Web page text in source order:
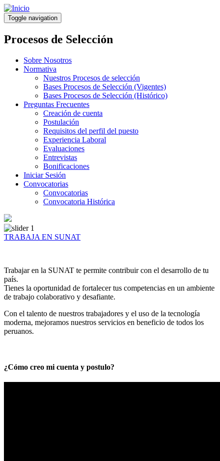
Pasar
al
contenido
principal
Toggle navigation
Procesos de Selección
Sobre Nosotros
Normativa
Nuestros Procesos de selección
Bases Procesos de Selección (Vigentes)
Bases Procesos de Selección (Histórico)
Preguntas Frecuentes
Creación de cuenta
Postulación
Requisitos del perfil del puesto
Experiencia Laboral
Evaluaciones
Entrevistas
Bonificaciones
Iniciar Sesión
Convocatorias
Convocatorias
Convocatoria Histórica
TRABAJA EN SUNAT
Trabajar en la SUNAT te permite contribuir con el desarrollo de tu
país.
Tienes la oportunidad de fortalecer tus competencias en un ambiente
de trabajo colaborativo y desafiante.
Con el talento de nuestros trabajadores y el uso de la tecnología
moderna, mejoramos nuestros servicios en beneficio de todos los
peruanos.
¿Cómo creo mi cuenta y postulo?